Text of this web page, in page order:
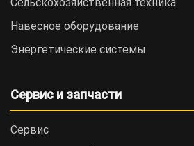
Навесное оборудование
Энергетические системы
Сервис и запчасти
Сервис